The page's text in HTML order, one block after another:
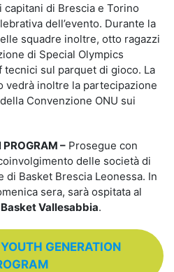
di Brescia e Torino
dell’evento. Durante la
squadre inoltre, otto ragazzi
di Special Olympics
sul parquet di gioco. La
vedrà inoltre la partecipazione
Convenzione ONU sui
PROGRAM – Prosegue con
delle società di
Basket Brescia Leonessa. In
sera, sarà ospitata al
Basket Vallesabbia.
GENERATION